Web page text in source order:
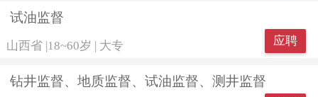
试油监督
山西省| 18~60岁 大专 应聘
钻井监督、地质监督、试油监督、测井监督